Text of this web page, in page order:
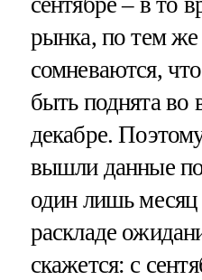
рынка, по тем
сомневаются,
быть поднята во
декабре.
вышли данные
один лишь
раскладе
скажется: с